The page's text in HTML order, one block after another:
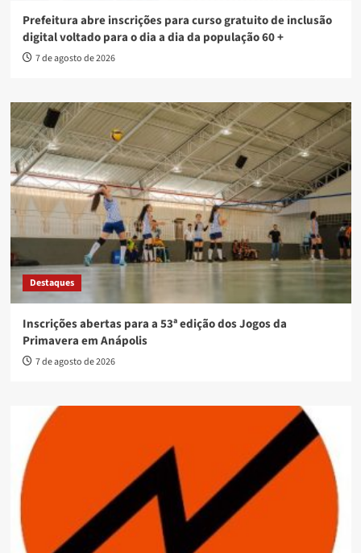
Prefeitura abre inscrições para curso gratuito de inclusão
digital voltado para o dia a dia da população 60 +
7 de agosto de 2026
Destaques
Inscrições abertas para a 53ª edição dos Jogos da
Primavera em Anápolis
7 de agosto de 2026